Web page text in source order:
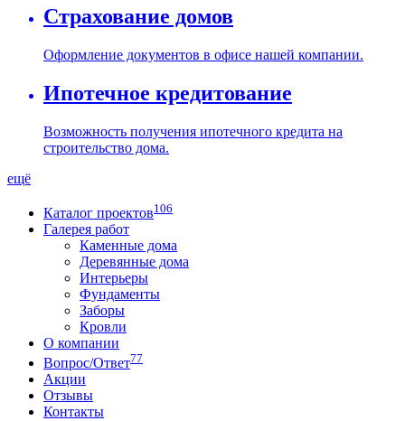
Страхование домов
Оформление документов в офисе нашей компании.
Ипотечное кредитование
Возможность получения ипотечного кредита на
строительство дома.
ещё
Каталог проектов106
Галерея работ
Каменные дома
Деревянные дома
Интерьеры
Фундаменты
Заборы
Кровли
О компании
Вопрос/Ответ77
Акции
Отзывы
Контакты